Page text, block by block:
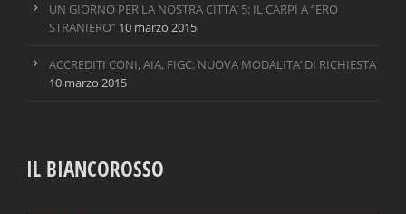
UN GIORNO PER LA NOSTRA CITTA’ 5: IL CARPI A “ERO
STRANIERO” 10 marzo 2015
ACCREDITI CONI, AIA, FIGC: NUOVA MODALITA’ DI RICHIESTA
10 marzo 2015
IL BIANCOROSSO